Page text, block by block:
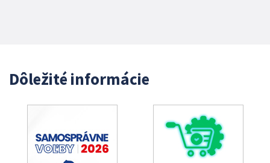
Dôležité informácie